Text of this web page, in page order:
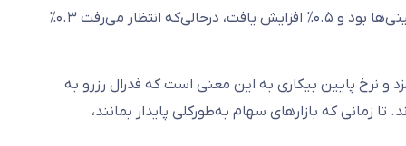
باشد و در دسامبر نیز ۴.۱% بود. همچنین، رشد دستمزدهای ساعتی بالاتر از پیش‌بینی‌ها بود و ۰.۵% افزایش یافت، درحالی‌که انتظار می‌رفت ۰.۳%
و نرخ پایین بیکاری به این معنی است که فدرال رزرو به
تا زمانی که بازارهای سهام به‌طورکلی پایدار بمانند،